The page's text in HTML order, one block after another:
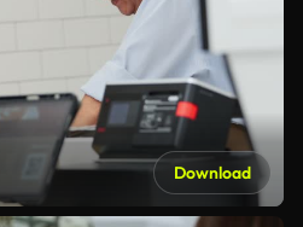
Download